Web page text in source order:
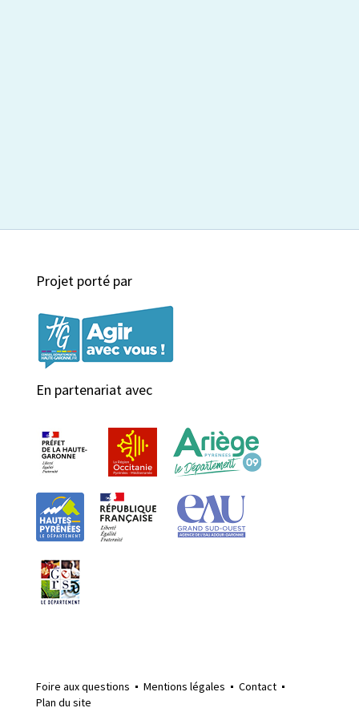
Projet porté par
En partenariat avec
Foire aux questions Mentions légales
Contact
Plan du site